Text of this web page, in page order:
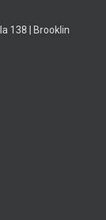
138 | Brooklin